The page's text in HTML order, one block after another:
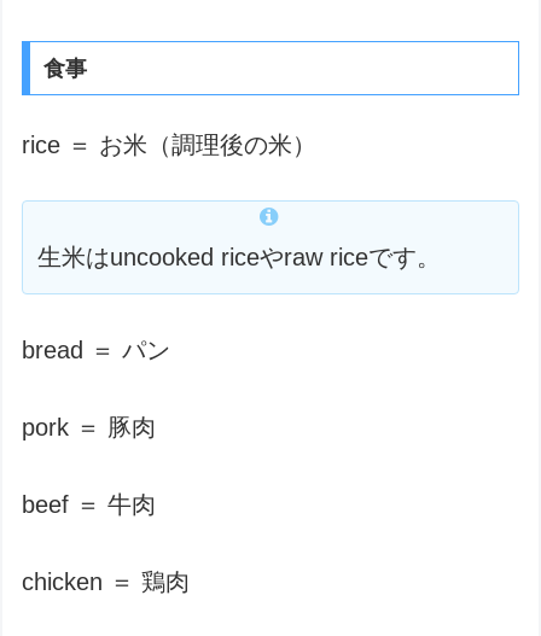
食事
rice ＝ お米（調理後の米）
生米はuncooked riceやraw riceです。
bread ＝ パン
pork ＝ 豚肉
beef ＝ 牛肉
chicken ＝ 鶏肉